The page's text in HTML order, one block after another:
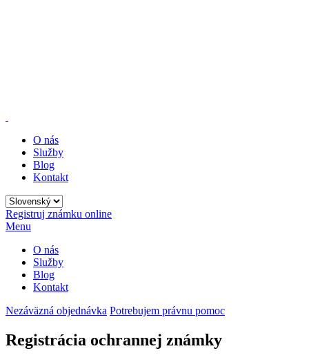
O nás
Služby
Blog
Kontakt
Registruj známku online
Menu
O nás
Služby
Blog
Kontakt
Nezáväzná objednávka Potrebujem právnu pomoc
Registrácia ochrannej známky